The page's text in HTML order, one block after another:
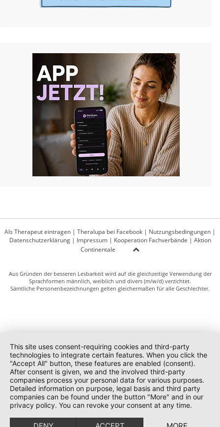
Als Therapeut eintragen | Theralupa bei Facebook | Nutzungsbedingungen |
Datenschutzerklärung| Impressum| Kooperation Fachverbände | Aktion
Continentale
Aus Gründen der besseren Lesbarkeit wird auf die gleichzeitige Verwendung der
Sprachformen männlich, weiblich und divers (m/w/d) verzichtet.
Sämtliche Personenbezeichnungen gelten gleichermaßen für alle Geschlechter.
This site uses consent-requiring cookies and third-party
technologies to integrate certain features. When you click the
"Accept All" button, these features are enabled (consent).
After consent is given, we and the involved third-party
companies process your personal data for various purposes.
Detailed information on purpose, legal basis and third party
companies can be found under the button "More" and in our
privacy policy. You can revoke your consent at any time.